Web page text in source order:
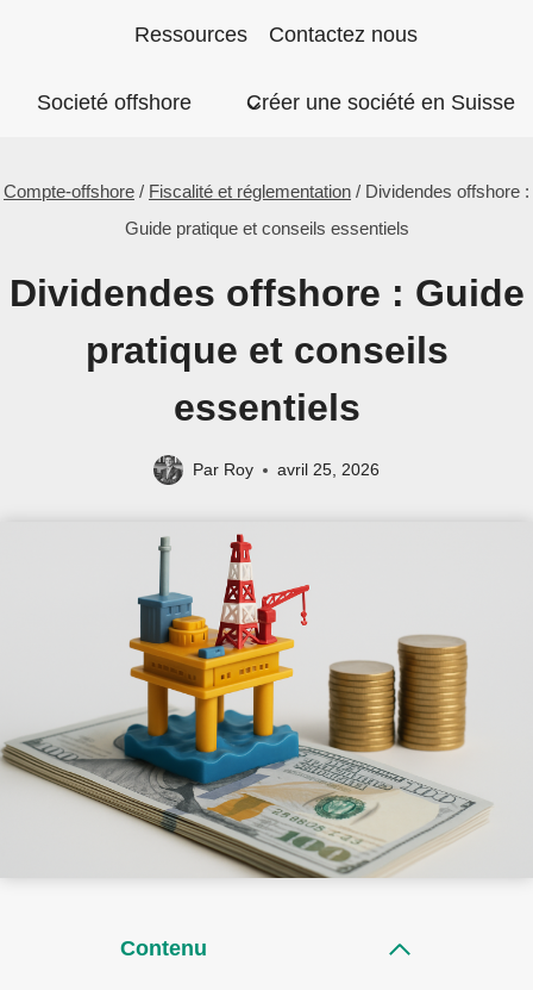
contenu
Ressources Contactez nous
Societé offshore Créer une société en Suisse
Compte-offshore / Fiscalité et réglementation / Dividendes offshore :
Guide pratique et conseils essentiels
Dividendes offshore : Guide
pratique et conseils
essentiels
Par Roy avril 25, 2026
Contenu